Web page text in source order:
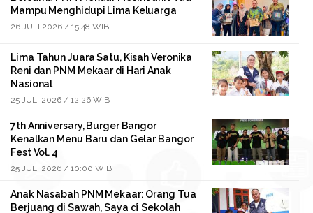
Mampu Menghidupi Lima Keluarga
26 JULI 2026 / 15:48 WIB
Lima Tahun Juara Satu, Kisah Veronika
Reni dan PNM Mekaar di Hari Anak
Nasional
25 JULI 2026 / 12:26 WIB
7th Anniversary, Burger Bangor
Kenalkan Menu Baru dan Gelar Bangor
Fest Vol. 4
25 JULI 2026 / 10:00 WIB
Anak Nasabah PNM Mekaar: Orang Tua
Berjuang di Sawah, Saya di Sekolah